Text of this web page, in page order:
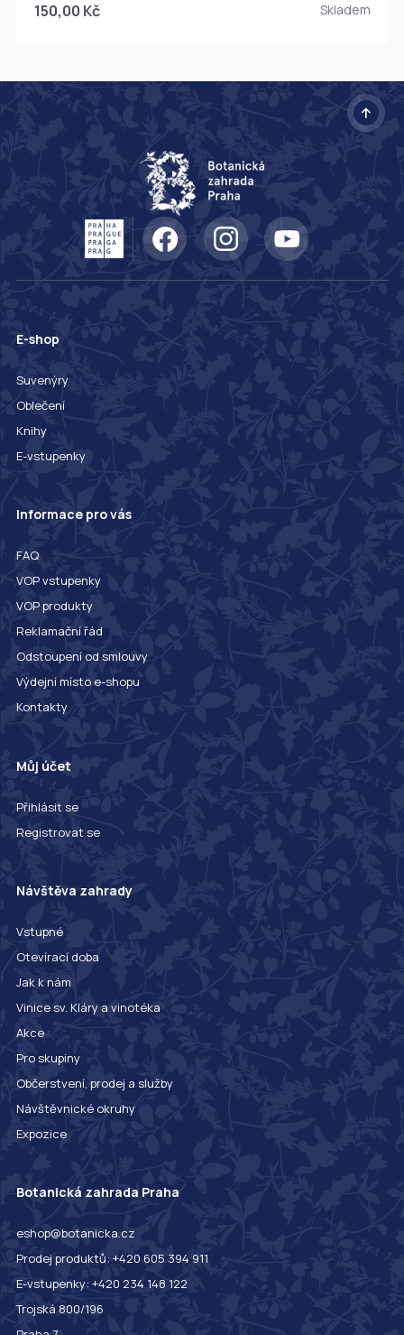
150,00 Kč Skladem
E-shop
Suvenýry
Oblečení
Knihy
E-vstupenky
Informace pro vás
FAQ
VOP vstupenky
VOP produkty
Reklamační řád
Odstoupení od smlouvy
Výdejní místo e-shopu
Kontakty
Můj účet
Přihlásit se
Registrovat se
Návštěva zahrady
Vstupné
Otevírací doba
Jak k nám
Vinice sv. Kláry a vinotéka
Akce
Pro skupiny
Občerstvení, prodej a služby
Návštěvnické okruhy
Expozice
Botanická zahrada Praha
eshop@botanicka.cz
Prodej produktů: +420 605 394 911
E-vstupenky: +420 234 148 122
Trojská 800/196